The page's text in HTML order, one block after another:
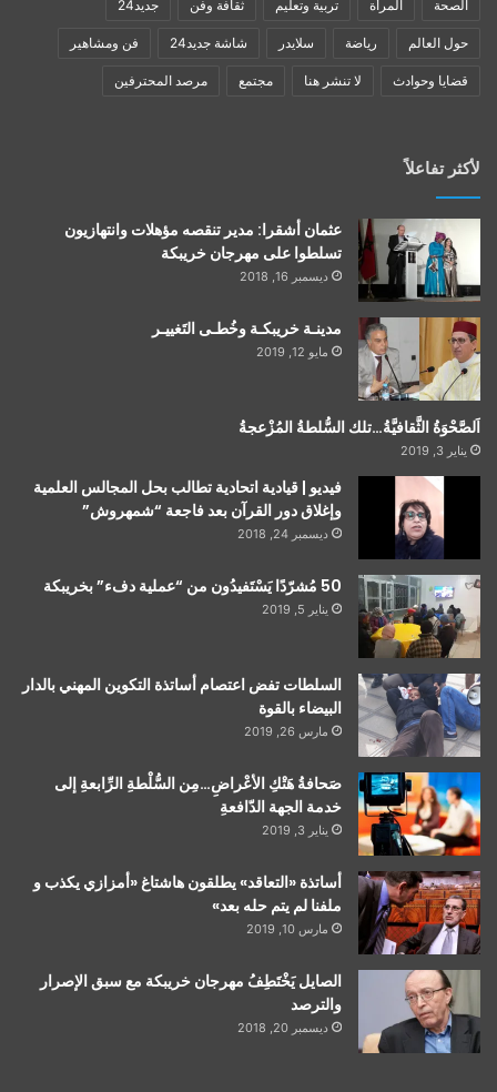
الصحة المرأة تربية وتعليم ثقافة وفن جديد24
حول العالم رياضة سلايدر شاشة جديد24 فن ومشاهير
قضايا وحوادث لا تنشر هنا مجتمع مرصد المحترفين
لأكثر تفاعلاً
عثمان أشقرا: مدير تنقصه مؤهلات وانتهازيون
تسلطوا على مهرجان خريبكة
ديسمبر 16, 2018
مدينـة خريبكـة وخُطـى التَغييـر
مايو 12, 2019
اَلصَّحْوَةُ الثَّقافيَّةُ…تلك السُّلطةُ المُزْعجةُ
يناير 3, 2019
فيديو | قيادية اتحادية تطالب بحل المجالس العلمية
وإغلاق دور القرآن بعد فاجعة “شمهروش”
ديسمبر 24, 2018
50 مُشرّدًا يَسْتَفيدُون من “عملية دفء” بخريبكة
يناير 5, 2019
السلطات تفض اعتصام أساتذة التكوين المهني بالدار
البيضاء بالقوة
مارس 26, 2019
صَحافةُ هَتْكِ الأعْراضِ…مِن السُّلْطةِ الرِّابعةِ إلى
خدمة الجهة الدّافعةِ
يناير 3, 2019
أساتذة «التعاقد» يطلقون هاشتاغ «أمزازي يكذب و
ملفنا لم يتم حله بعد»
مارس 10, 2019
الصايل يَخْتَطِفُ مهرجان خريبكة مع سبق الإصرار
والترصد
ديسمبر 20, 2018